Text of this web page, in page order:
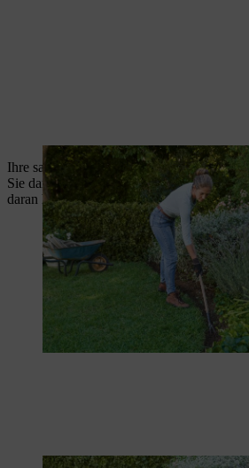
Ihre saubere englische Rasenkante ist nun
Sie daran, sie regelmäßig zu schneiden,
daran haben.